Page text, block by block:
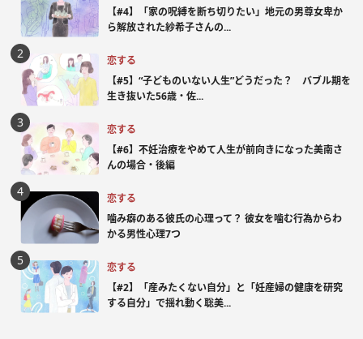
【#4】「家の呪縛を断ち切りたい」地元の男尊女卑か
ら解放された紗希子さんの...
恋する
【#5】“子どものいない人生”どうだった？ バブル期を
生き抜いた56歳・佐...
恋する
【#6】不妊治療をやめて人生が前向きになった美南さ
んの場合・後編
恋する
噛み癖のある彼氏の心理って？ 彼女を噛む行為からわ
かる男性心理7つ
恋する
【#2】「産みたくない自分」と「妊産婦の健康を研究
する自分」で揺れ動く聡美...